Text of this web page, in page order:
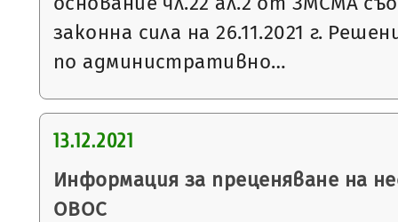
законна сила на 26.11.2021 г.
по административно…
13.12.2021
Информация за преценяване на
ОВОС